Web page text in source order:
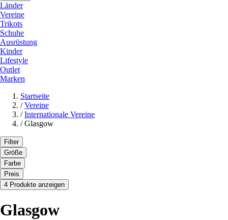
Länder
Vereine
Trikots
Schuhe
Ausrüstung
Kinder
Lifestyle
Outlet
Marken
Startseite
/ Vereine
/ Internationale Vereine
/ Glasgow
Filter
Größe
Farbe
Preis
4 Produkte anzeigen
Glasgow